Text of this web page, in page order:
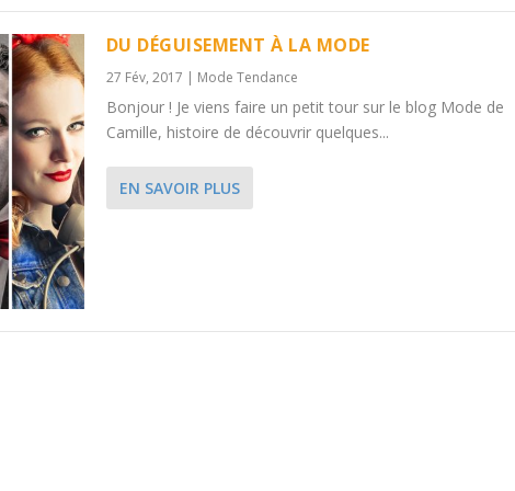
DU DÉGUISEMENT À LA MODE
27 Fév, 2017 | Mode Tendance
Bonjour ! Je viens faire un petit tour sur le blog Mode de
Camille, histoire de découvrir quelques...
EN SAVOIR PLUS